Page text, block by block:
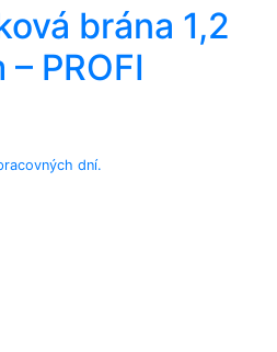
brána 1,2
PROFI
dní.